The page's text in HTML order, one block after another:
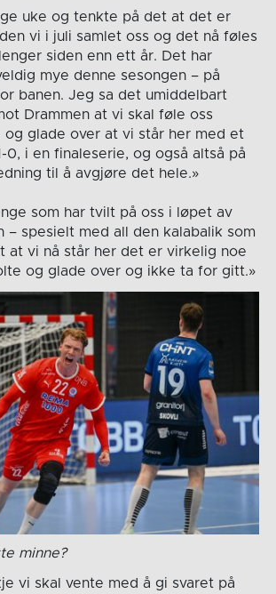
uke og tenkte på det at det er
vi i juli samlet oss og det nå føles
siden enn ett år. Det har
mye denne sesongen – på
banen. Jeg sa det umiddelbart
Drammen at vi skal føle oss
glade over at vi står her med et
0, i en finaleserie, og også altså på
til å avgjøre det hele.»
som har tvilt på oss i løpet av
– spesielt med all den kalabalik som
at vi nå står her det er virkelig noe
og glade over og ikke ta for gitt.»
minne?
vi skal vente med å gi svaret på